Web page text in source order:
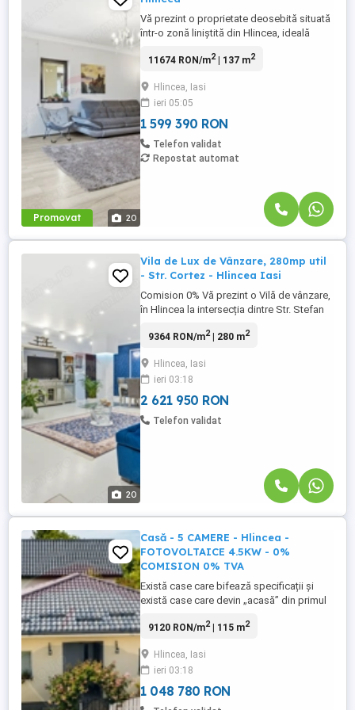
Promovat 20
Vă prezint o proprietate deosebită situată
într-o zonă liniștită din Hlincea, ideală
spațiu generos și intimitate, dar în același
compartimentată inteligent, oferind un
echilibru perfect între zona de zi și spațiile
destinate ...
11674 RON/m2| 137 m2
Hlincea, Iasi
ieri 05:05
1 599 390 RON
Telefon validat
Repostat automat
20
Vila de Lux de Vânzare, 280mp util
- Str. Cortez - Hlincea Iasi
Comision 0% Vă prezint o Vilă de vânzare,
în Hlincea la intersecția dintre Str. Stefan
construit in 2014 și renovat complet în
niveluri D+P+E (cu pod amenajat/finisat)
terasă de și Carport si este amplasat pe
un Teren ...
9364 RON/m2| 280 m2
Hlincea, Iasi
ieri 03:18
2 621 950 RON
Telefon validat
Casă - 5 CAMERE - Hlincea -
FOTOVOLTAICE 4.5KW - 0%
COMISION 0% TVA
Există case care bifează specificații și
există case care devin „acasă” din primul
Hlincea este gândită pentru familii care
flexibilitate reală de viață – fără
compromisuri și fără renovări. Un loc unde
copiii cresc, părinții ...
9120 RON/m2| 115 m2
Hlincea, Iasi
ieri 03:18
1 048 780 RON